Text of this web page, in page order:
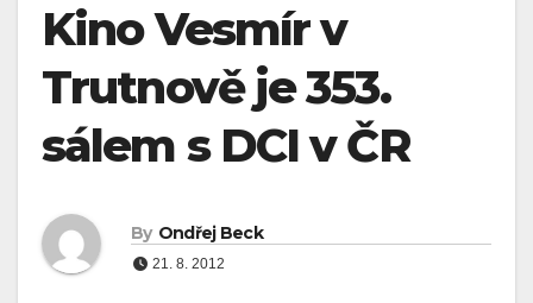
Kino Vesmír v
Trutnově je 353.
sálem s DCI v ČR
By Ondřej Beck
21. 8. 2012